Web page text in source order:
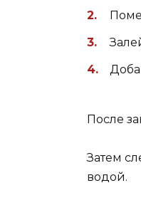
После
Затем
водой.